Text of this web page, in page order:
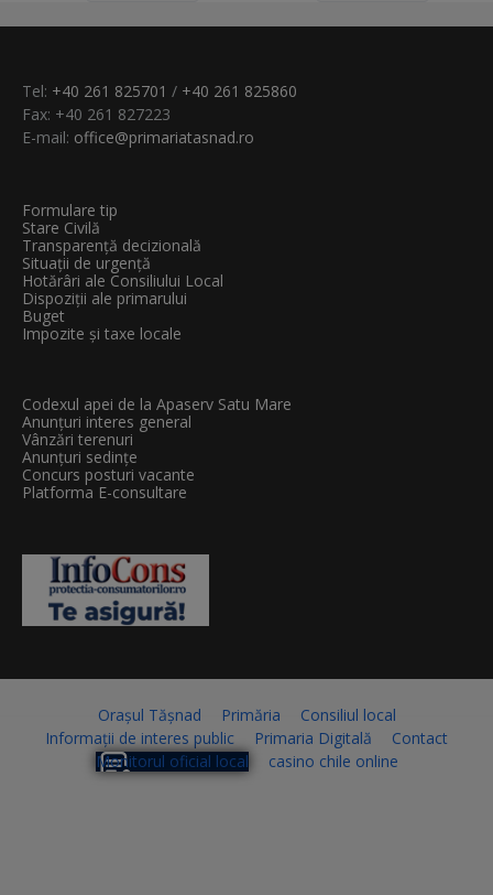
Tel: +40 261 825701 / +40 261 825860
Fax: +40 261 827223
E-mail: office@primariatasnad.ro
Formulare tip
Stare Civilă
Transparenţă decizională
Situații de urgență
Hotărâri ale Consiliului Local
Dispoziții ale primarului
Buget
Impozite și taxe locale
Codexul apei de la Apaserv Satu Mare
Anunțuri interes general
Vânzări terenuri
Anunțuri sedințe
Concurs posturi vacante
Platforma E-consultare
Orașul Tășnad Primăria
Consiliul local
Informații de interes public
Primaria Digitală
Contact
Monitorul oficial local
casino chile online